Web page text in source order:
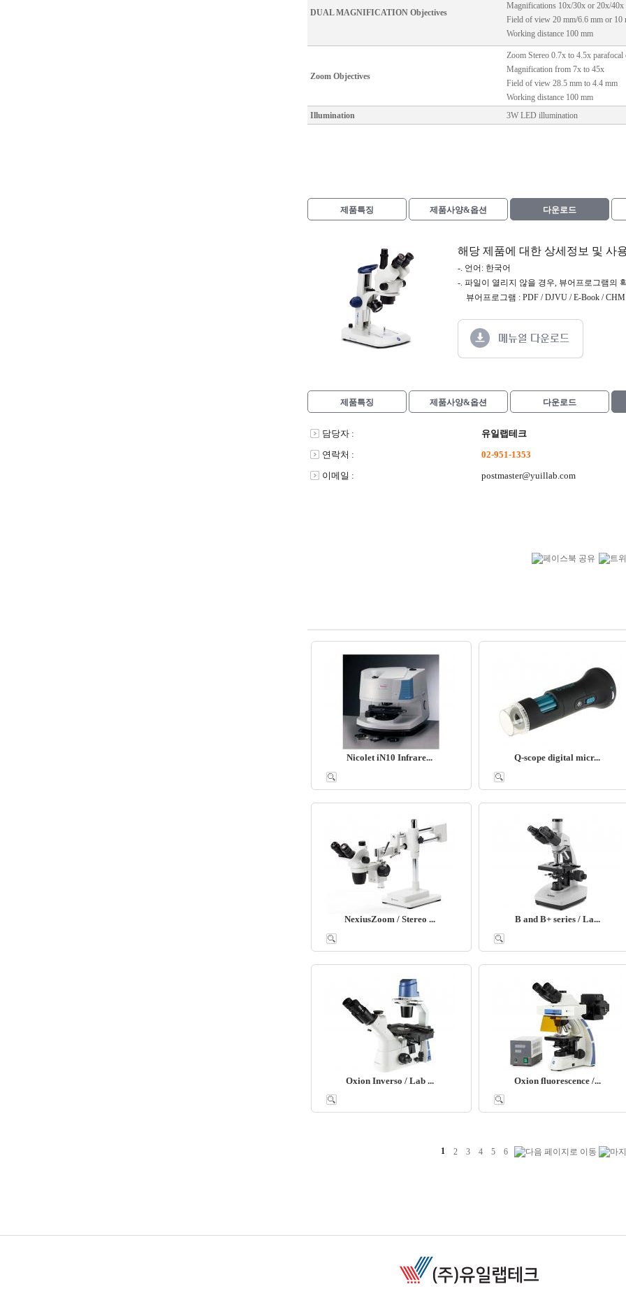
DUAL MAGNIFICATION Objectives
Magnifications 10x/30x or 20x/40x
Field of view 20 mm/6.6 mm or 10
Working distance 100 mm
Zoom Objectives
Zoom Stereo 0.7x to 4.5x parafocal
Magnification from 7x to 45x
Field of view 28.5 mm to 4.4 mm
Working distance 100 mm
Illumination
3W LED illumination
제품특징 제품사양&옵션 다운로드
해당 제품에 대한 상세정보 및 사
-. 언어: 한국어
-. 파일이 열리지 않을 경우, 뷰어프로그램의
뷰어프로그램 : PDF / DJVU / E-Book /
제품특징 제품사양&옵션 다운로드
담당자 :
유일랩테크
연락처 :
02-951-1353
이메일 :
postmaster@yuillab.com
Nicolet iN10 Infrare... Q-scope digital micr...
NexiusZoom / Stereo ... B and B+ series / La...
Oxion Inverso / Lab ... Oxion fluorescence /...
1 2 3 4 5 6